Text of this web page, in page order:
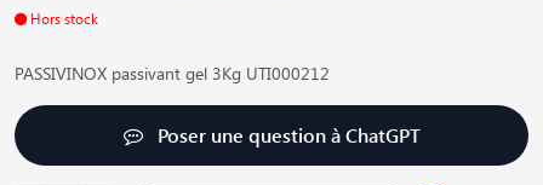
Hors stock
PASSIVINOX passivant gel 3Kg UTI000212
Poser une question à ChatGPT